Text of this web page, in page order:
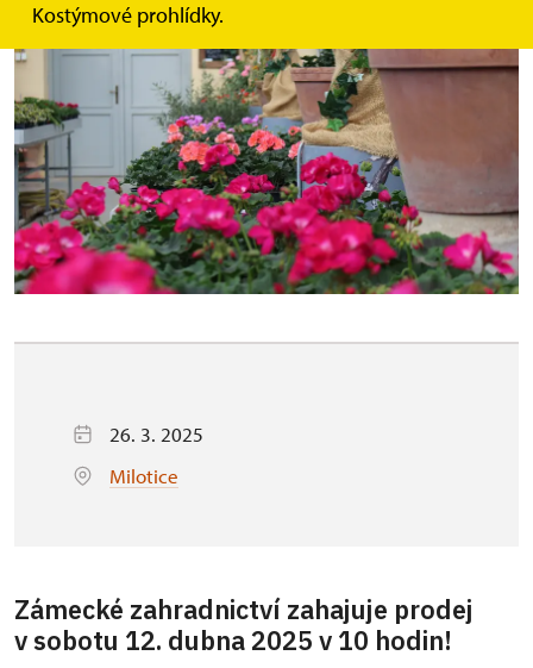
Kostýmové prohlídky.
26. 3. 2025
Milotice
Zámecké zahradnictví zahajuje prodej
v sobotu 12. dubna 2025 v 10 hodin!